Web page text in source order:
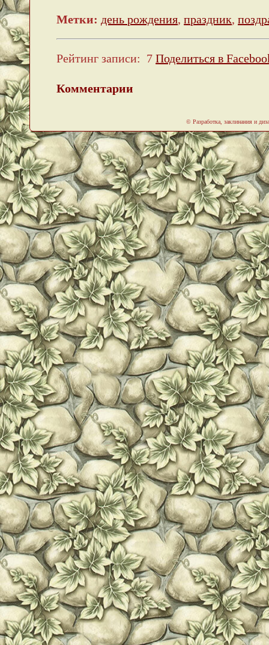
Метки: день рождения,праздник,
Рейтинг записи: 7 Поделиться в
Комментарии
© Разработка, заклинания и